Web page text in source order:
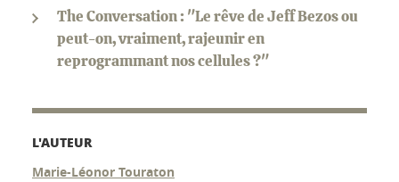
The Conversation : "Le rêve de Jeff Bezos ou
peut-on, vraiment, rajeunir en
reprogrammant nos cellules ?"
L'AUTEUR
Marie-Léonor Touraton